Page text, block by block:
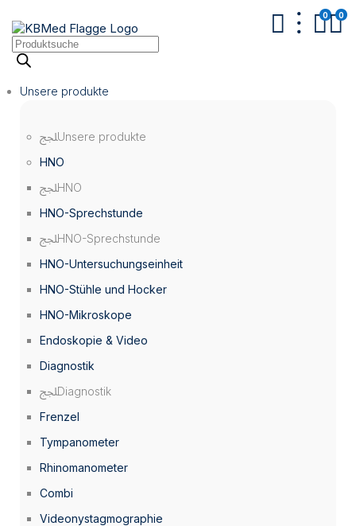
Products
search
0 0
Unsere produkte
Unsere produkte
HNO
HNO
HNO-Sprechstunde
HNO-Sprechstunde
HNO-Untersuchungseinheit
HNO-Stühle und Hocker
HNO-Mikroskope
Endoskopie & Video
Diagnostik
Diagnostik
Frenzel
Tympanometer
Rhinomanometer
Combi
Videonystagmographie